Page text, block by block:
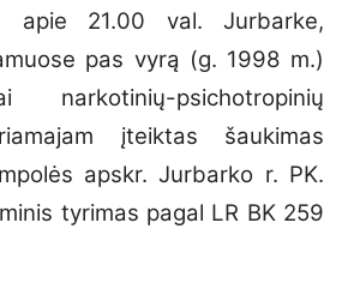
apie 21.00 val. Jurbarke,
pas vyrą (g. 1998 m.)
psichotropinių
įteiktas šaukimas
apskr. Jurbarko r. PK.
tyrimas pagal LR BK 259